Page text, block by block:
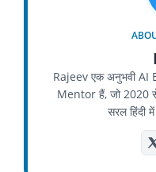
Rajeev एक अनुभवी
Mentor हैं, जो 2020
सरल हिंदी